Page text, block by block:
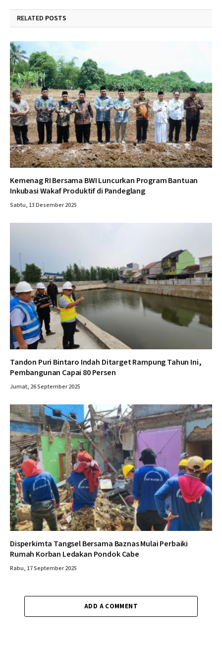
RELATED POSTS
Kemenag RI Bersama BWI Luncurkan Program Bantuan
Inkubasi Wakaf Produktif di Pandeglang
Sabtu, 13 Desember 2025
Tandon Puri Bintaro Indah Ditarget Rampung Tahun Ini,
Pembangunan Capai 80 Persen
Jumat, 26 September 2025
Disperkimta Tangsel Bersama Baznas Mulai Perbaiki
Rumah Korban Ledakan Pondok Cabe
Rabu, 17 September 2025
ADD A COMMENT